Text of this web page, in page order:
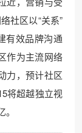
社区以“关系”
有效品牌沟通
作为主流网络
力，预计社区
将超越独立视